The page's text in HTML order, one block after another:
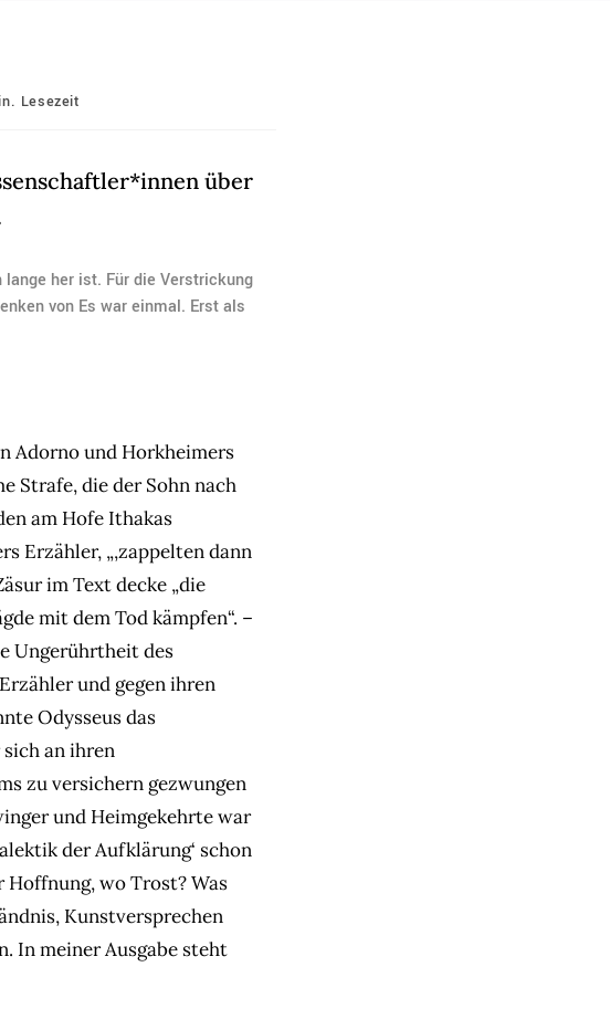
Lesezeit
über
her ist. Für die Verstrickung
von Es war einmal. Erst als
Adorno und Horkheimers
Strafe, die der Sohn nach
am Hofe Ithakas
Erzähler, „‚zappelten dann
im Text decke „die
mit dem Tod kämpfen“. –
Ungerührtheit des
und gegen ihren
Odysseus das
an ihren
zu versichern gezwungen
und Heimgekehrte war
der Aufklärung‘ schon
wo Trost? Was
Kunstversprechen
In meiner Ausgabe steht